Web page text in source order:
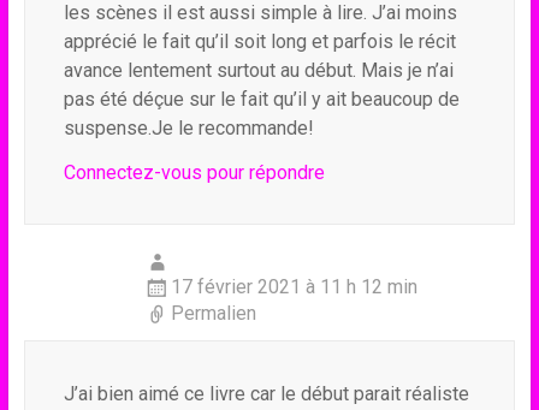
les scènes il est aussi simple à lire. J’ai moins
apprécié le fait qu’il soit long et parfois le récit
avance lentement surtout au début. Mais je n’ai
pas été déçue sur le fait qu’il y ait beaucoup de
suspense.Je le recommande!
Connectez-vous pour répondre
17 février 2021 à 11 h 12 min
Permalien
J’ai bien aimé ce livre car le début parait réaliste